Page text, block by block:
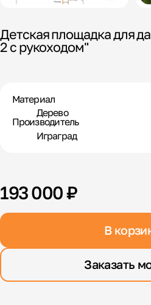
Детская площадка для
2 с рукоходом"
Материал
Дерево
Производитель
Играград
193 000 ₽
В
Заказать